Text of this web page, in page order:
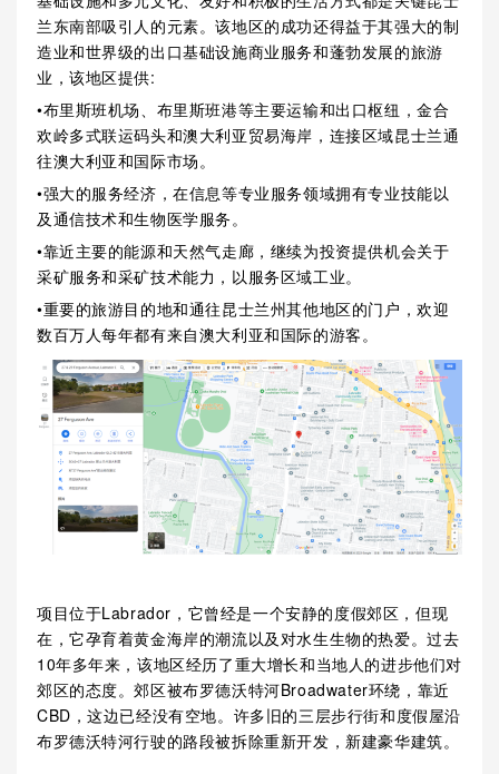
兰东南部吸引人的元素。该地区的成功还得益于其强大的制
造业和世界级的出口基础设施商业服务和蓬勃发展的旅游
业，该地区提供:
•布里斯班机场、布里斯班港等主要运输和出口枢纽，金合
欢岭多式联运码头和澳大利亚贸易海岸，连接区域昆士兰通
往澳大利亚和国际市场。
•强大的服务经济，在信息等专业服务领域拥有专业技能以
及通信技术和生物医学服务。
•靠近主要的能源和天然气走廊，继续为投资提供机会关于
采矿服务和采矿技术能力，以服务区域工业。
•重要的旅游目的地和通往昆士兰州其他地区的门户，欢迎
数百万人每年都有来自澳大利亚和国际的游客。
项目位于Labrador，它曾经是一个安静的度假郊区，但现
在，它孕育着黄金海岸的潮流以及对水生生物的热爱。过去
10年多年来，该地区经历了重大增长和当地人的进步他们对
郊区的态度。郊区被布罗德沃特河Broadwater环绕，靠近
CBD，这边已经没有空地。许多旧的三层步行街和度假屋沿
布罗德沃特河行驶的路段被拆除重新开发，新建豪华建筑。